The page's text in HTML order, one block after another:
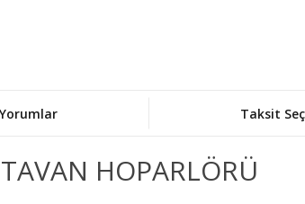
Yorumlar Taksit
HOPARLÖRÜ